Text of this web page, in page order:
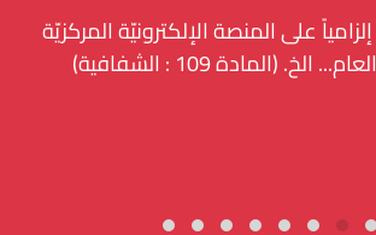
على المنصة الإلكترونيّة المركزيّة
(المادة 109 : الشفافية)